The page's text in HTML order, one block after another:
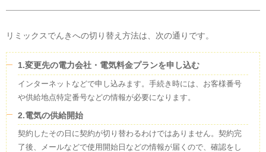
リミックスでんきへの切り替え方法は、次の通りです。
1.変更先の電力会社・電気料金プランを申し込む
インターネットなどで申し込みます。手続き時には、お客様番号
や供給地点特定番号などの情報が必要になります。
2.電気の供給開始
契約したその日に契約が切り替わるわけではありません。契約完
了後、メールなどで使用開始日などの情報が届くので、確認をし